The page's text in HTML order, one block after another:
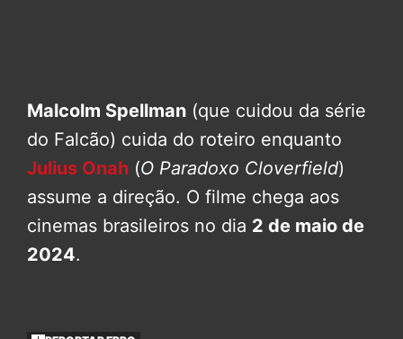
Malcolm Spellman (que cuidou da série
do Falcão) cuida do roteiro enquanto
Julius Onah (O Paradoxo Cloverfield)
assume a direção. O filme chega aos
cinemas brasileiros no dia 2 de maio de
2024.